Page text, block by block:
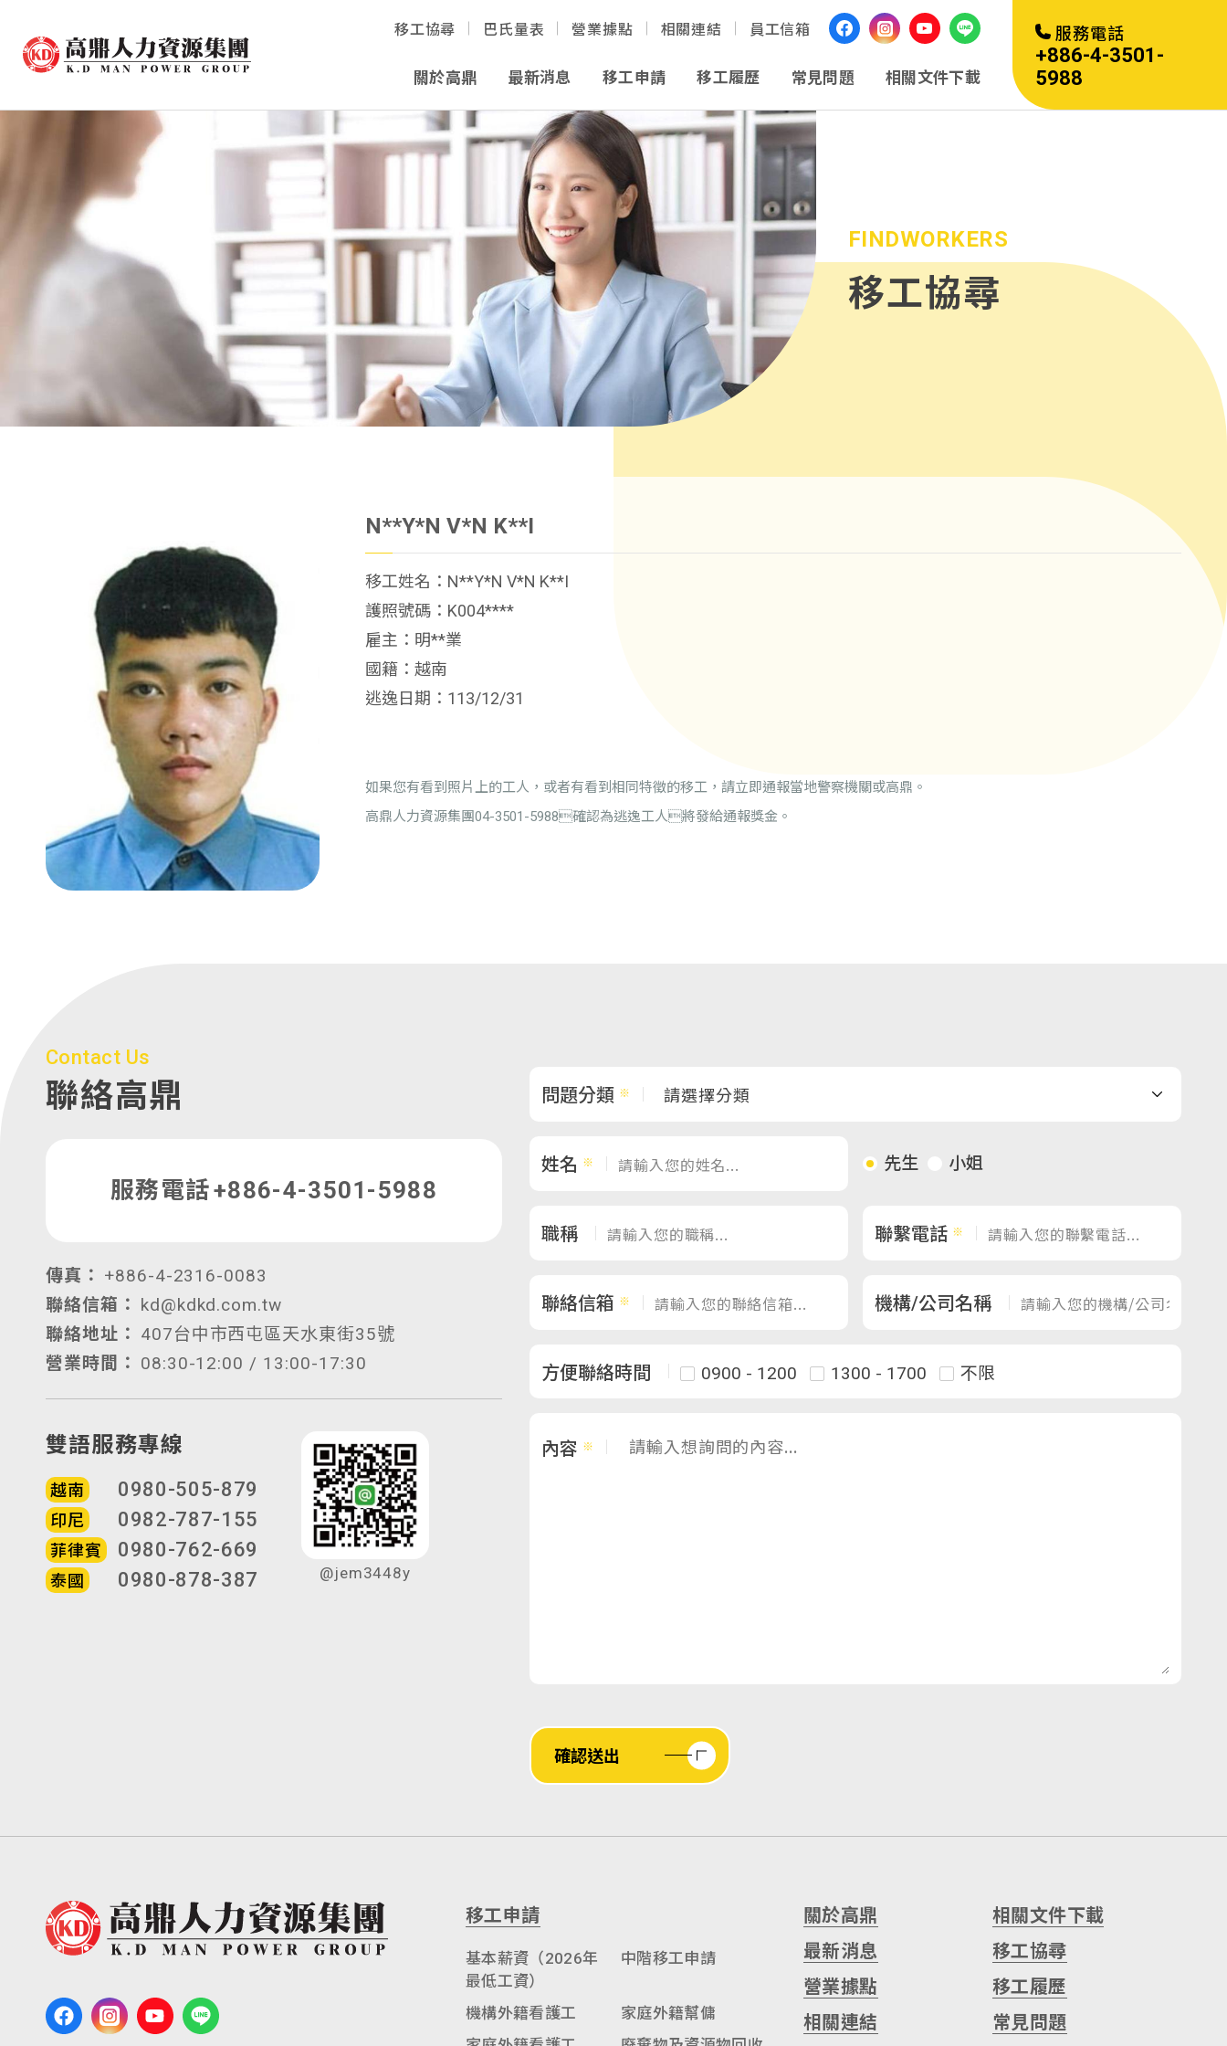
移工協尋 巴氏量表 營業據點 相關連結 員工信箱
關於高鼎 最新消息 移工申請 移工履歷 常見問題 相關文件下載
服務電話
+886-4-3501-
5988
FINDWORKERS
移工協尋
N**Y*N V*N K**I
移工姓名：N**Y*N V*N K**I
護照號碼：K004****
雇主：明**業
國籍：越南
逃逸日期：113/12/31
如果您有看到照片上的工人，或者有看到相同特徵的移工，請立即通報當地警察機關或高鼎。
高鼎人力資源集團04-3501-5988確認為逃逸工人將發給通報獎金。
Contact Us
聯絡高鼎
服務電話+886-4-3501-5988
傳真： +886-4-2316-0083
聯絡信箱： kd@kdkd.com.tw
聯絡地址： 407台中市西屯區天水東街35號
營業時間： 08:30-12:00 / 13:00-17:30
雙語服務專線
越南 0980-505-879
印尼 0982-787-155
菲律賓 0980-762-669
泰國 0980-878-387 @jem3448y
問題分類
姓名 先生 小姐
職稱 聯繫電話
聯絡信箱 機構/公司名稱
方便聯絡時間 0900 - 1200 1300 - 1700 不限
內容
確認送出
移工申請
基本薪資（2026年
最低工資）
中階移工申請
機構外籍看護工
家庭外籍幫傭
關於高鼎
最新消息
營業據點
相關連結
相關文件下載
移工協尋
移工履歷
常見問題